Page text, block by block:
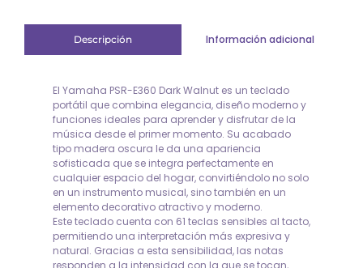
Descripción Información adicional
El Yamaha PSR-E360 Dark Walnut es un teclado
portátil que combina elegancia, diseño moderno y
funciones ideales para aprender y disfrutar de la
música desde el primer momento. Su acabado
tipo madera oscura le da una apariencia
sofisticada que se integra perfectamente en
cualquier espacio del hogar, convirtiéndolo no solo
en un instrumento musical, sino también en un
elemento decorativo atractivo y moderno.
Este teclado cuenta con 61 teclas sensibles al tacto,
permitiendo una interpretación más expresiva y
natural. Gracias a esta sensibilidad, las notas
responden a la intensidad con la que se tocan,